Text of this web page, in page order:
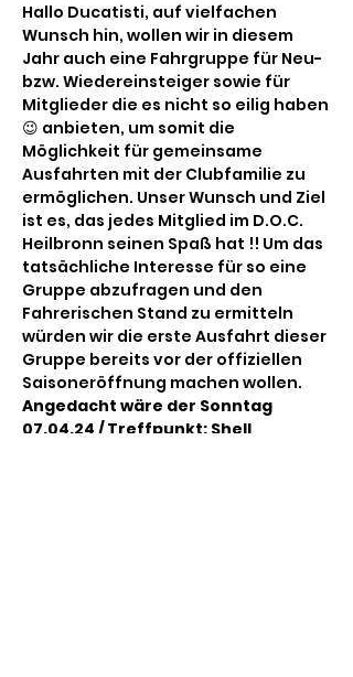
Hallo Ducatisti, auf vielfachen
Wunsch hin, wollen wir in diesem
Jahr auch eine Fahrgruppe für Neu-
bzw. Wiedereinsteiger sowie für
Mitglieder die es nicht so eilig haben
😉 anbieten, um somit die
Möglichkeit für gemeinsame
Ausfahrten mit der Clubfamilie zu
ermöglichen. Unser Wunsch und Ziel
ist es, das jedes Mitglied im D.O.C.
Heilbronn seinen Spaß hat !! Um das
tatsächliche Interesse für so eine
Gruppe abzufragen und den
Fahrerischen Stand zu ermitteln
würden wir die erste Ausfahrt dieser
Gruppe bereits vor der offiziellen
Saisoneröffnung machen wollen.
Angedacht wäre der Sonntag
07.04.24 / Treffpunkt: Shell